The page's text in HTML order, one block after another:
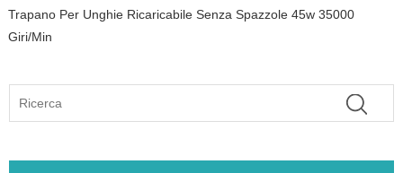
Trapano Per Unghie Ricaricabile Senza Spazzole 45w 35000
Giri/min